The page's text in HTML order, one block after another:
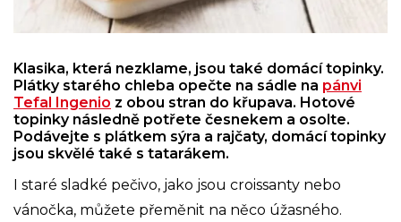
Klasika, která nezklame, jsou také domácí topinky.
Plátky starého chleba opečte na sádle na pánvi
Tefal Ingenio z obou stran do křupava. Hotové
topinky následně potřete česnekem a osolte.
Podávejte s plátkem sýra a rajčaty, domácí topinky
jsou skvělé také s tatarákem.
I staré sladké pečivo, jako jsou croissanty nebo
vánočka, můžete přeměnit na něco úžasného.